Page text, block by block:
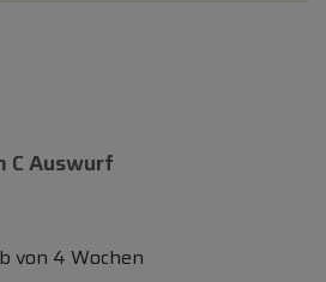
C Auswurf
von 4 Wochen